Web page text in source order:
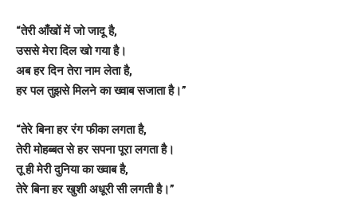
“तेरी आँखों में जो जादू है,
उससे मेरा दिल खो गया है।
अब हर दिन तेरा नाम लेता है,
हर पल तुझसे मिलने का ख्वाब सजाता है।”
“तेरे बिना हर रंग फीका लगता है,
तेरी मोहब्बत से हर सपना पूरा लगता है।
तू ही मेरी दुनिया का ख्वाब है,
तेरे बिना हर खुशी अधूरी सी लगती है।”